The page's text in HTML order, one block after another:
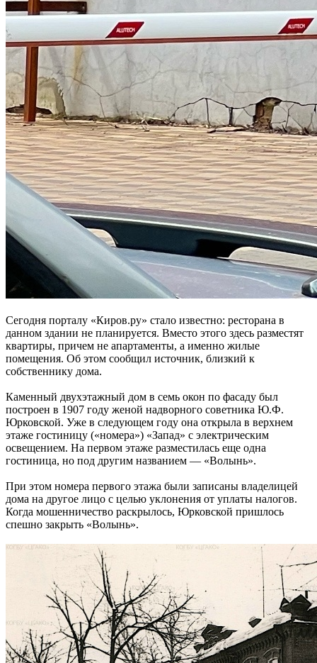
Сегодня порталу «Киров.ру» стало известно: ресторана в
данном здании не планируется. Вместо этого здесь разместят
квартиры, причем не апартаменты, а именно жилые
помещения. Об этом сообщил источник, близкий к
собственнику дома.
Каменный двухэтажный дом в семь окон по фасаду был
построен в 1907 году женой надворного советника Ю.Ф.
Юрковской. Уже в следующем году она открыла в верхнем
этаже гостиницу («номера») «Запад» с электрическим
освещением. На первом этаже разместилась еще одна
гостиница, но под другим названием — «Волынь».
При этом номера первого этажа были записаны владелицей
дома на другое лицо с целью уклонения от уплаты налогов.
Когда мошенничество раскрылось, Юрковской пришлось
спешно закрыть «Волынь».